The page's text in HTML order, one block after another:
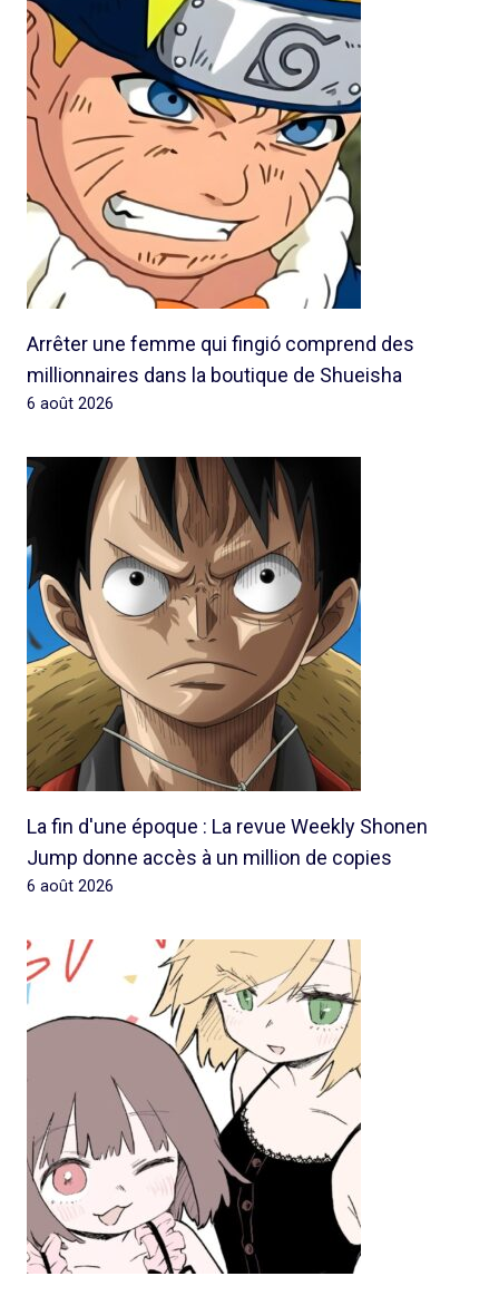
Arrêter une femme qui fingió comprend des
millionnaires dans la boutique de Shueisha
6 août 2026
La fin d'une époque : La revue Weekly Shonen
Jump donne accès à un million de copies
6 août 2026